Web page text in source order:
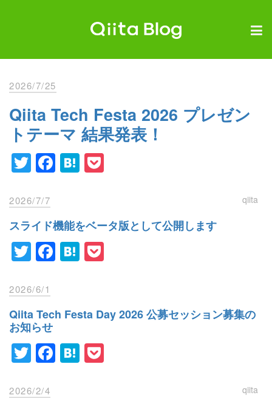
Qiita Blog
2026/7/25
Qiita Tech Festa 2026 プレゼン
トテーマ 結果発表！
Twitter
Facebook
Hatena
2026/7/7 qiita
スライド機能をベータ版として公開します
Twitter
Facebook
Hatena
2026/6/1
Qiita Tech Festa Day 2026 公募セッション募集の
お知らせ
Twitter
Facebook
Hatena
2026/2/4 qiita